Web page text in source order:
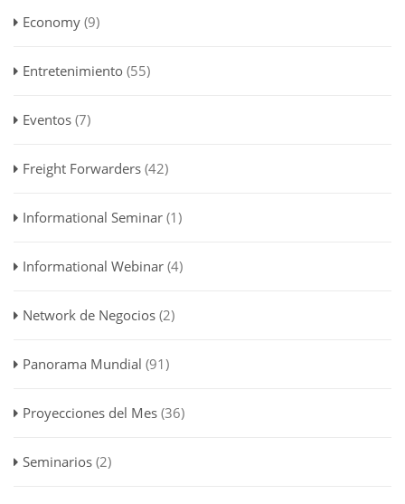
Economy (9)
Entretenimiento (55)
Eventos (7)
Freight Forwarders (42)
Informational Seminar (1)
Informational Webinar (4)
Network de Negocios (2)
Panorama Mundial (91)
Proyecciones del Mes (36)
Seminarios (2)